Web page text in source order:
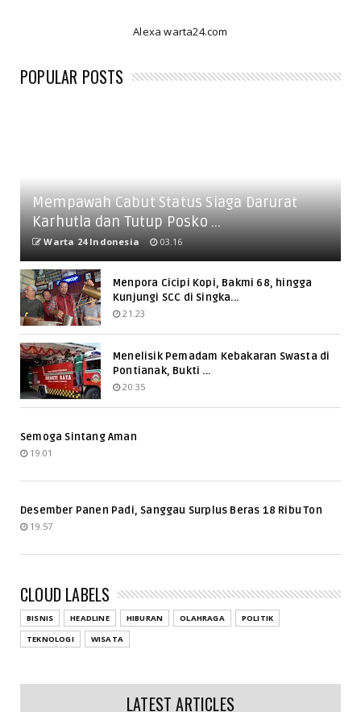
Alexa warta24.com
POPULAR POSTS
Mempawah Cabut Status Siaga Darurat
Karhutla dan Tutup Posko ...
Warta 24 Indonesia 03.16
Menpora Cicipi Kopi, Bakmi 68, hingga
Kunjungi SCC di Singka...
21.23
Menelisik Pemadam Kebakaran Swasta di
Pontianak, Bukti ...
20.35
Semoga Sintang Aman
19.01
Desember Panen Padi, Sanggau Surplus Beras 18 Ribu Ton
19.57
CLOUD LABELS
BISNIS HEADLINE HIBURAN OLAHRAGA
POLITIK
TEKNOLOGI
WISATA
LATEST ARTICLES